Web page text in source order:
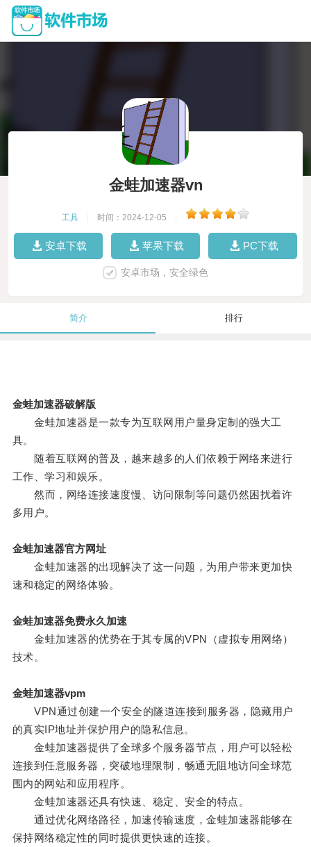
金蛙加速器vn
工具 时间：2024-12-05
安卓下载 苹果下载 PC下载
安卓市场，安全绿色
简介 排行
金蛙加速器破解版
金蛙加速器是一款专为互联网用户量身定制的强大工
具。
随着互联网的普及，越来越多的人们依赖于网络来进行
工作、学习和娱乐。
然而，网络连接速度慢、访问限制等问题仍然困扰着许
多用户。
金蛙加速器官方网址
金蛙加速器的出现解决了这一问题，为用户带来更加快
速和稳定的网络体验。
金蛙加速器免费永久加速
金蛙加速器的优势在于其专属的VPN（虚拟专用网络）
技术。
金蛙加速器vpm
VPN通过创建一个安全的隧道连接到服务器，隐藏用户
的真实IP地址并保护用户的隐私信息。
金蛙加速器提供了全球多个服务器节点，用户可以轻松
连接到任意服务器，突破地理限制，畅通无阻地访问全球范
围内的网站和应用程序。
金蛙加速器还具有快速、稳定、安全的特点。
通过优化网络路径，加速传输速度，金蛙加速器能够在
保持网络稳定性的同时提供更快速的连接。